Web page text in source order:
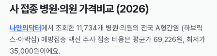
사 접종 병원·의원가격비교 (2026)
나만의닥터 에서 조회한 11,734개 병원·의원의 전국 A형간염 (하브릭
스·아박심) 예방접종 백신 주사 접종 비용은 평균가 69,226원, 최저가
35,000원이에요.